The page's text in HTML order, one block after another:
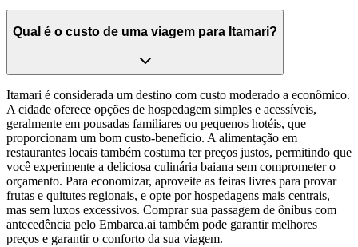
Qual é o custo de uma viagem para Itamari?
Itamari é considerada um destino com custo moderado a econômico.
A cidade oferece opções de hospedagem simples e acessíveis,
geralmente em pousadas familiares ou pequenos hotéis, que
proporcionam um bom custo-benefício. A alimentação em
restaurantes locais também costuma ter preços justos, permitindo que
você experimente a deliciosa culinária baiana sem comprometer o
orçamento. Para economizar, aproveite as feiras livres para provar
frutas e quitutes regionais, e opte por hospedagens mais centrais,
mas sem luxos excessivos. Comprar sua passagem de ônibus com
antecedência pelo Embarca.ai também pode garantir melhores
preços e garantir o conforto da sua viagem.